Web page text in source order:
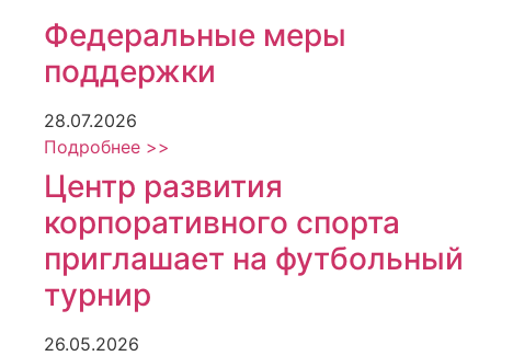
Федеральные меры
поддержки
28.07.2026
Подробнее >>
Центр развития
корпоративного спорта
приглашает на футбольный
турнир
26.05.2026